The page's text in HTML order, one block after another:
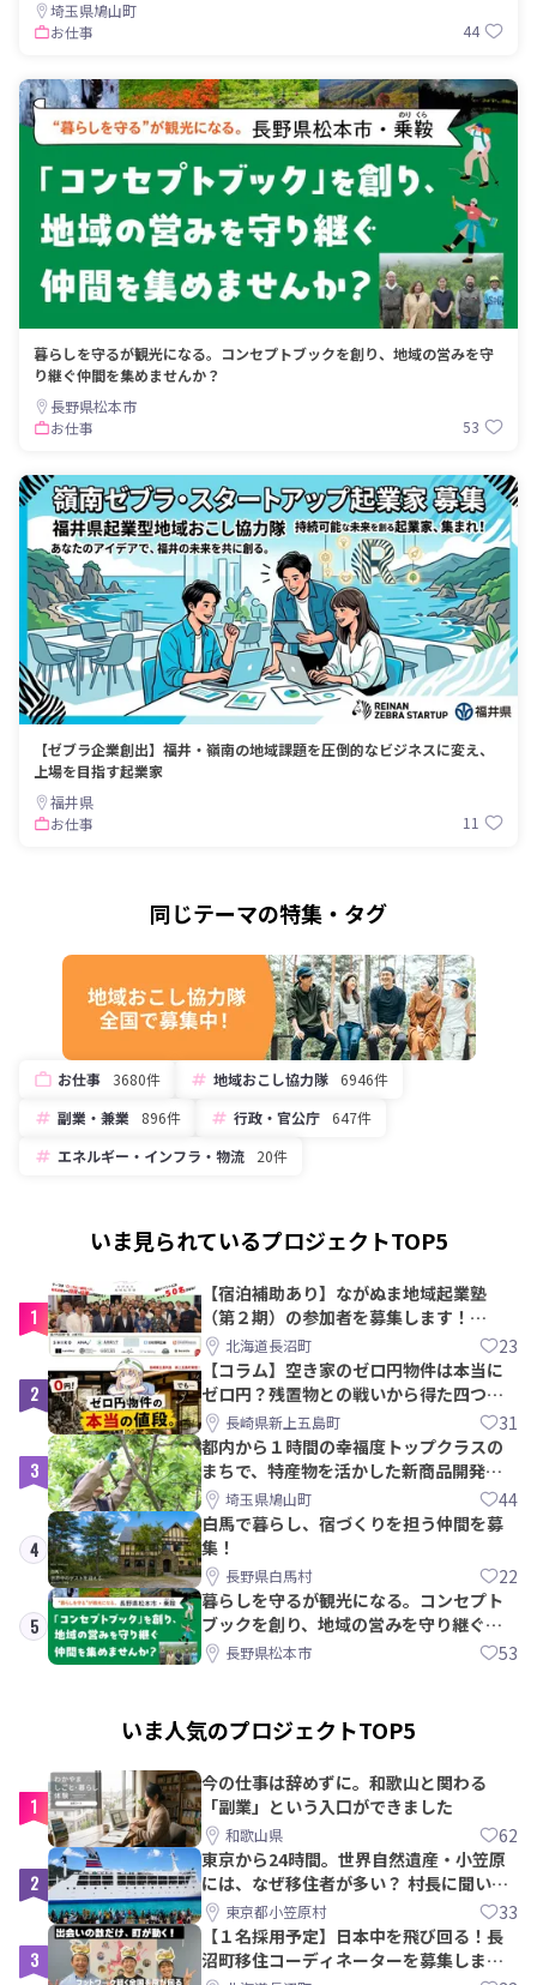
埼玉県鳩山町
お仕事
44
暮らしを守るが観光になる。コンセプトブックを創り、地域の営みを守
り継ぐ仲間を集めませんか？
長野県松本市
お仕事
53
【ゼブラ企業創出】福井・嶺南の地域課題を圧倒的なビジネスに変え、
上場を目指す起業家
福井県
お仕事
11
同じテーマの特集・タグ
お仕事 3680件 地域おこし協力隊
6946件
副業・兼業
896件 行政・官公庁
647件
エネルギー・インフラ・物流
20件
いま見られているプロジェクトTOP5
1
【宿泊補助あり】ながぬま地域起業塾
（第２期）の参加者を募集します！
【8/21〆】
北海道長沼町 23
2
【コラム】空き家のゼロ円物件は本当に
ゼロ円？残置物との戦いから得た四つの
教訓｜新上五島町
長崎県新上五島町 31
3
都内から１時間の幸福度トップクラスの
まちで、特産物を活かした新商品開発＆
PRメンバー募集！
埼玉県鳩山町 44
4
白馬で暮らし、宿づくりを担う仲間を募
集！
長野県白馬村 22
5
暮らしを守るが観光になる。コンセプト
ブックを創り、地域の営みを守り継ぐ仲
間を集めませんか？
長野県松本市 53
いま人気のプロジェクトTOP5
1
今の仕事は辞めずに。和歌山と関わる
「副業」という入口ができました
和歌山県 62
2
東京から24時間。世界自然遺産・小笠原
には、なぜ移住者が多い？ 村長に聞いて
みた東京都小笠原村 33
3
【１名採用予定】日本中を飛び回る！長
沼町移住コーディネーターを募集しま